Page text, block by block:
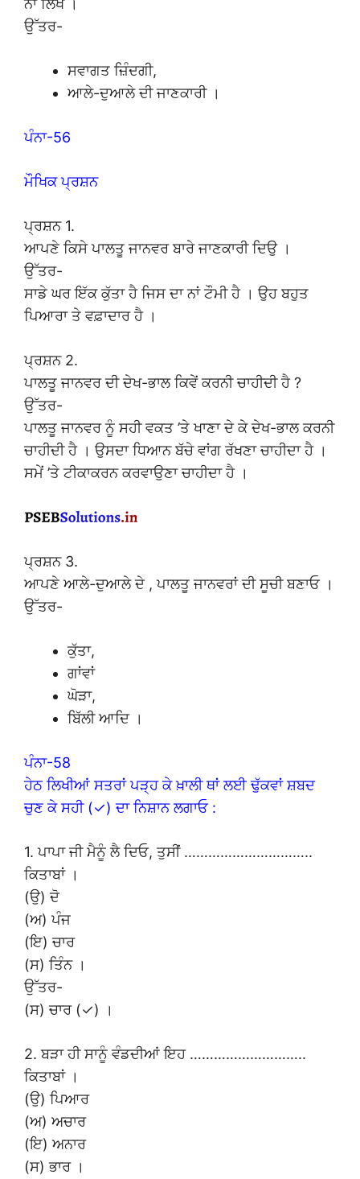
ਨਾਂ ਲਿਖੋ ।
ਉੱਤਰ-
ਸਵਾਗਤ ਜ਼ਿੰਦਗੀ,
ਆਲੇ-ਦੁਆਲੇ ਦੀ ਜਾਣਕਾਰੀ ।
ਪੰਨਾ-56
ਮੌਖਿਕ ਪ੍ਰਸ਼ਨ
ਪ੍ਰਸ਼ਨ 1.
ਆਪਣੇ ਕਿਸੇ ਪਾਲਤੂ ਜਾਨਵਰ ਬਾਰੇ ਜਾਣਕਾਰੀ ਦਿਉ ।
ਉੱਤਰ-
ਸਾਡੇ ਘਰ ਇੱਕ ਕੁੱਤਾ ਹੈ ਜਿਸ ਦਾ ਨਾਂ ਟੌਮੀ ਹੈ । ਉਹ ਬਹੁਤ
ਪਿਆਰਾ ਤੇ ਵਫ਼ਾਦਾਰ ਹੈ ।
ਪ੍ਰਸ਼ਨ 2.
ਪਾਲਤੂ ਜਾਨਵਰ ਦੀ ਦੇਖ-ਭਾਲ ਕਿਵੇਂ ਕਰਨੀ ਚਾਹੀਦੀ ਹੈ ?
ਉੱਤਰ-
ਪਾਲਤੂ ਜਾਨਵਰ ਨੂੰ ਸਹੀ ਵਕਤ ’ਤੇ ਖਾਣਾ ਦੇ ਕੇ ਦੇਖ-ਭਾਲ ਕਰਨੀ
ਚਾਹੀਦੀ ਹੈ । ਉਸਦਾ ਧਿਆਨ ਬੱਚੇ ਵਾਂਗ ਰੱਖਣਾ ਚਾਹੀਦਾ ਹੈ ।
ਸਮੇਂ ’ਤੇ ਟੀਕਾਕਰਨ ਕਰਵਾਉਣਾ ਚਾਹੀਦਾ ਹੈ ।
ਪ੍ਰਸ਼ਨ 3.
ਆਪਣੇ ਆਲੇ-ਦੁਆਲੇ ਦੇ , ਪਾਲਤੂ ਜਾਨਵਰਾਂ ਦੀ ਸੂਚੀ ਬਣਾਓ ।
ਉੱਤਰ-
ਕੁੱਤਾ,
ਗਾਂਵਾਂ
ਘੋੜਾ,
ਬਿੱਲੀ ਆਦਿ ।
ਪੰਨਾ-58
ਹੇਠ ਲਿਖੀਆਂ ਸਤਰਾਂ ਪੜ੍ਹ ਕੇ ਖ਼ਾਲੀ ਥਾਂ ਲਈ ਢੁੱਕਵਾਂ ਸ਼ਬਦ
ਚੁਣ ਕੇ ਸਹੀ (✓) ਦਾ ਨਿਸ਼ਾਨ ਲਗਾਓ :
1. ਪਾਪਾ ਜੀ ਮੈਨੂੰ ਲੈ ਦਿਓ, ਤੁਸੀਂ …………………………..
ਕਿਤਾਬਾਂ ।
(ਉ) ਦੋ
(ਅ) ਪੰਜ
(ਇ) ਚਾਰ
(ਸ) ਤਿੰਨ ।
ਉੱਤਰ-
(ਸ) ਚਾਰ (✓) ।
2. ਬੜਾ ਹੀ ਸਾਨੂੰ ਵੰਡਦੀਆਂ ਇਹ ………………………..
ਕਿਤਾਬਾਂ ।
(ਉ) ਪਿਆਰ
(ਅ) ਅਚਾਰ
(ਇ) ਅਨਾਰ
(ਸ) ਭਾਰ ।